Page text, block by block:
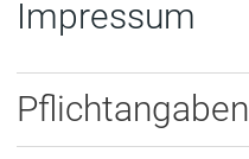
Impressum
Pflichtangaben